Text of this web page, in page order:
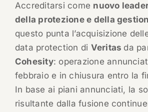
Accreditarsi come nuovo
della protezione e della
questo punta l’acquisizione
data protection di Veritas da
Cohesity: operazione
febbraio e in chiusura entro la
In base ai piani annunciati, la
risultante dalla fusione